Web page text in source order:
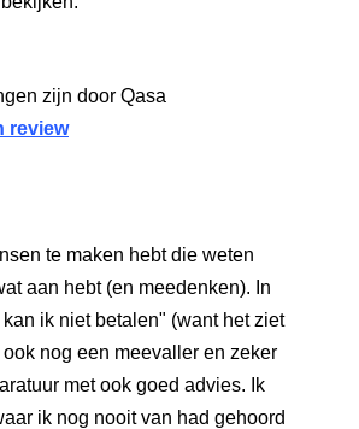
zijn door Qasa
review
te maken hebt die weten
aan hebt (en meedenken). In
ik niet betalen" (want het ziet
nog een meevaller en zeker
met ook goed advies. Ik
ik nog nooit van had gehoord